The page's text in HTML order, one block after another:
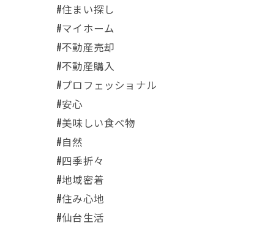
#住まい探し
#マイホーム
#不動産売却
#不動産購入
#プロフェッショナル
#安心
#美味しい食べ物
#自然
#四季折々
#地域密着
#住み心地
#仙台生活